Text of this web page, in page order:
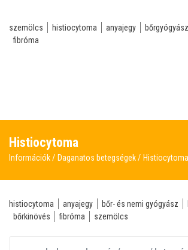
szemölcs histiocytoma anyajegy bőrgyógyász
fibróma
Histiocytoma
Információk Daganatos betegségek Histiocytoma
histiocytoma anyajegy bőr- és nemi gyógyász
bőrkinövés
fibróma szemölcs